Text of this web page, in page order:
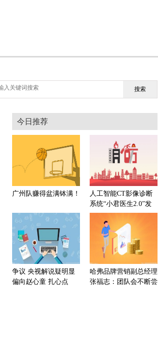
搜索
今日推荐
广州队赚得盆满钵满！
人工智能CT影像诊断
系统“小君医生2.0”发
布
争议 央视解说疑明显
偏向赵心童 扎心点
哈弗品牌营销副总经理
张福志：团队会不断尝